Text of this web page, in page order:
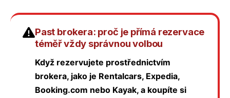
Past brokera: proč je přímá rezervace
téměř vždy správnou volbou
Když rezervujete prostřednictvím
brokera, jako je Rentalcars, Expedia,
Booking.com nebo Kayak, a koupíte si